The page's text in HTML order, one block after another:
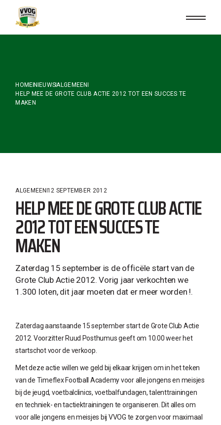
content
HOME NIEUWSALGEMEEN
HELP MEE DE GROTE CLUB ACTIE 2012 TOT EEN SUCCES TE
MAKEN
ALGEMEEN 12 SEPTEMBER 2012
HELP MEE DE GROTE CLUB ACTIE
2012 TOT EEN SUCCES TE
MAKEN
Zaterdag 15 september is de officële start van de
Grote Club Actie 2012. Vorig jaar verkochten we
1.300 loten, dit jaar moeten dat er meer worden !.
Zaterdag aanstaande 15 september start de Grote Club Actie
2012. Voorzitter Ruud Posthumus geeft om 10.00 weer het
startschot voor de verkoop.
Met deze actie willen we geld bij elkaar krijgen om in het teken
van de Timeflex Football Academy voor alle jongens en meisjes
bij de jeugd, voetbalclinics, voetbalfundagen, talenttrainingen
en techniek- en tactiektrainingen te organiseren. Dit alles om
voor alle jongens en meisjes bij VVOG te zorgen voor maximaal